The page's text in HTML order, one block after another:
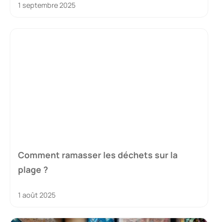
1 septembre 2025
Comment ramasser les déchets sur la
plage ?
1 août 2025